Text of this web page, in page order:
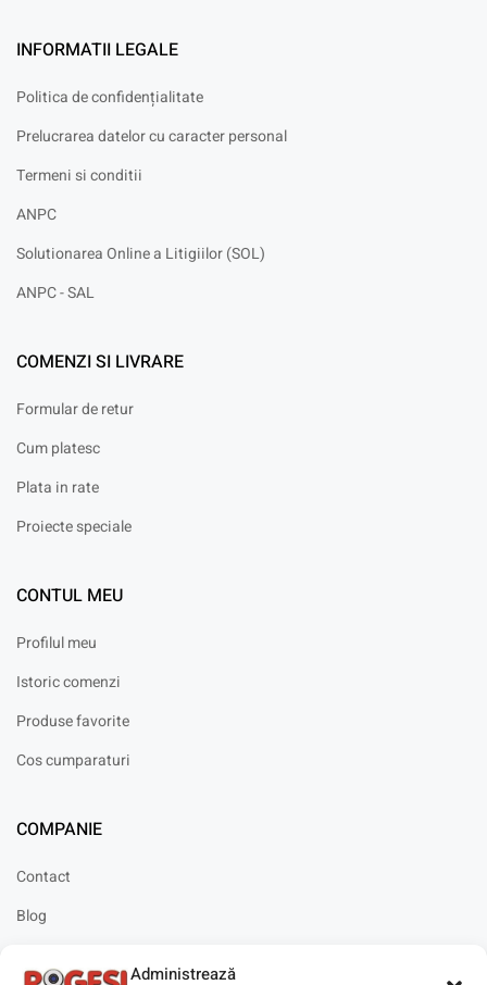
Administrează
INFORMATII LEGALE
Politica de confidențialitate
Prelucrarea datelor cu caracter personal
Termeni si conditii
ANPC
Solutionarea Online a Litigiilor (SOL)
ANPC - SAL
COMENZI SI LIVRARE
Formular de retur
Cum platesc
Plata in rate
Proiecte speciale
CONTUL MEU
Profilul meu
Istoric comenzi
Produse favorite
Cos cumparaturi
COMPANIE
Contact
Blog